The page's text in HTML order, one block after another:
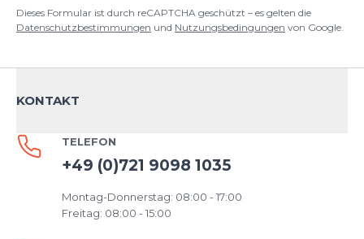
Dieses Formular ist durch reCAPTCHA geschützt – es gelten die
Datenschutzbestimmungen und Nutzungsbedingungen von Google.
KONTAKT
TELEFON
+49 (0)721 9098 1035
Montag-Donnerstag: 08:00 - 17:00
Freitag: 08:00 - 15:00